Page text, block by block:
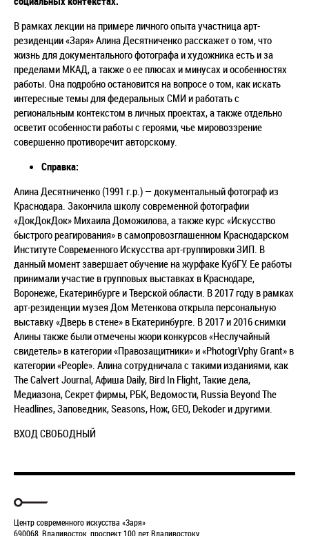
В рамках лекции на примере личного опыта участница арт-
резиденции «Заря» Алина Десятниченко расскажет о том, что
жизнь для документального фотографа и художника есть и за
пределами МКАД, а также о ее плюсах и минусах и особенностях
работы. Она подробно остановится на вопросе о том, как искать
интересные темы для федеральных СМИ и работать с
региональным контекстом в личных проектах, а также отдельно
осветит особенности работы с героями, чье мировоззрение
совершенно противоречит авторскому.
Справка:
Алина Десятниченко (1991 г.р.) — документальный фотограф из
Краснодара. Закончила школу современной фотографии
«ДокДокДок» Михаила Доможилова, а также курс «Искусство
быстрого реагирования» в самопровозглашенном Краснодарском
Институте Современного Искусства арт-группировки ЗИП. В
данный момент завершает обучение на журфаке КубГУ. Ее работы
принимали участие в групповых выставках в Краснодаре,
Воронеже, Екатеринбурге и Тверской области. В 2017 году в рамках
арт-резиденции музея Дом Метенкова открыла персональную
выставку «Дверь в стене» в Екатеринбурге. В 2017 и 2016 снимки
Алины также были отмечены жюри конкурсов «Неслучайный
свидетель» в категории «Правозащитники» и «PhotogrVphy Grant» в
категории «People». Алина сотрудничала с такими изданиями, как
The Calvert Journal, Афиша Daily, Bird In Flight, Такие дела,
Медиазона, Секрет фирмы, РБК, Ведомости, Russia Beyond The
Headlines, Заповедник, Seasons, Нож, GEO, Dekoder и другими.
ВХОД СВОБОДНЫЙ
Центр современного искусства «Заря»
690068, Владивосток, проспект 100 лет Владивостоку,